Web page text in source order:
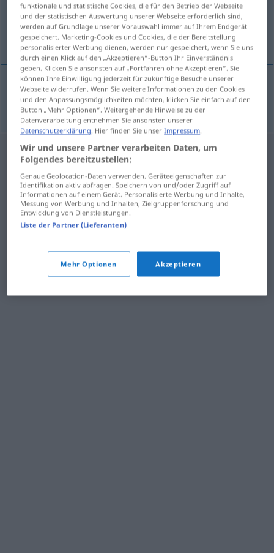
Übersicht aller Übersetzungen
(Für mehr Details die Übersetzung anklicken/antippen)
hebdoFAM→ siehe „hebdomadaire“
funktionale und statistische Cookies, die für den Betrieb der Webseite
und der statistischen Auswertung unserer Webseite erforderlich sind,
werden auf Grundlage unserer Vorauswahl immer auf Ihrem Endgerät
gespeichert. Marketing-Cookies und Cookies, die der Bereitstellung
personalisierter Werbung dienen, werden nur gespeichert, wenn Sie uns
durch einen Klick auf den „Akzeptieren“-Button Ihr Einverständnis
geben. Klicken Sie ansonsten auf „Fortfahren ohne Akzeptieren“. Sie
können Ihre Einwilligung jederzeit für zukünftige Besuche unserer
Webseite widerrufen. Wenn Sie weitere Informationen zu den Cookies
und den Anpassungsmöglichkeiten möchten, klicken Sie einfach auf den
Button „Mehr Optionen“. Weitergehende Hinweise zu der
Datenverarbeitung entnehmen Sie ansonsten unserer
Datenschutzerklärung. Hier finden Sie unserImpressum.
Wir und unsere Partner verarbeiten Daten, um
Folgendes bereitzustellen:
Genaue Geolocation-Daten verwenden. Geräteeigenschaften zur
Identifikation aktiv abfragen. Speichern von und/oder Zugriff auf
Informationen auf einem Gerät. Personalisierte Werbung und Inhalte,
Messung von Werbung und Inhalten, Zielgruppenforschung und
Entwicklung von Dienstleistungen.
Liste der Partner (Lieferanten)
Mehr Optionen Akzeptieren